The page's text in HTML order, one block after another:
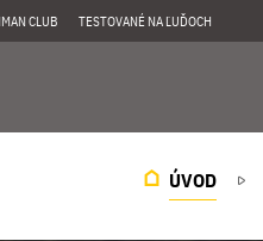
CLUB TESTOVANÉ NA ĽUĎOCH
ÚVOD